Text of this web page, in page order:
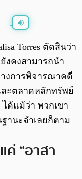
/0:00
Torres ตัดสินว่า
งคงสามารถนำ
างการพิจารณาคดี
ะตลาดหลักทรัพย์
ได้แม้ว่า พวกเขา
านะจำเลยก็ตาม
ค่ “อาสา